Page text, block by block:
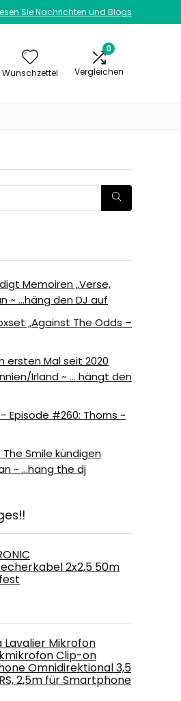
Sie Nachrichten und Blogs
Wunschzettel
0
Vergleichen
Memoiren „Verse,
~ …häng den DJ auf
„Against The Odds –
ersten Mal seit 2020
Irland ~ … hängt den
Episode #260: Thorns ~
Smile kündigen
~ …hang the dj
2x2,5 50m
Lavalier Mikrofon
Clip-on
Omnidirektional 3,5
2,5m für Smartphone